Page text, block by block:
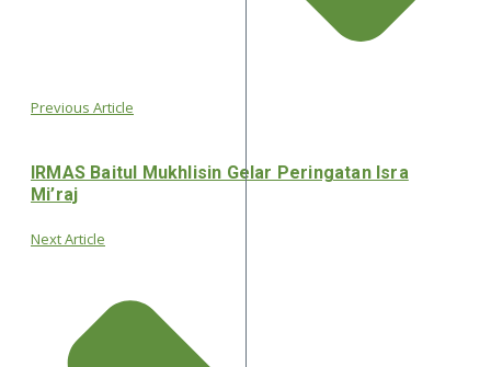
Previous Article
IRMAS Baitul Mukhlisin Gelar Peringatan Isra
Mi’raj
Next Article